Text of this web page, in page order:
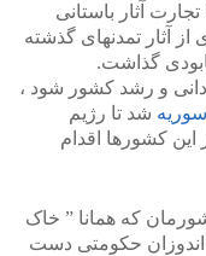
تجارت آثار باستانی
از آثار تمدنهای گذشته
گذاشت.
و رشد کشور شود ،
شد تا رژیم
کشورها اقدام
که همانا ” خاک
حکومتی دست